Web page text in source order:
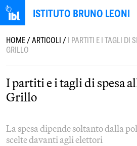
ISTITUTO BRUNO LEONI
HOME/ARTICOLI/I PARTITI E I TAGLI DI
GRILLO
I partiti e i tagli di spesa
Grillo
La spesa dipende soltanto dalla
scelte davanti agli elettori